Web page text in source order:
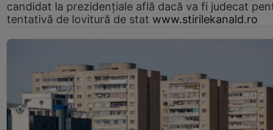
candidat la prezidențiale află dacă va fi judecat
tentativă de lovitură de stat www.stirilekanald.ro